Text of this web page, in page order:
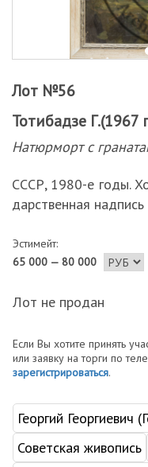
Лот №56
Тотибадзе Г.(1967
Натюрморт с
СССР, 1980-е годы.
дарственная надпись
Эстимейт:
65 000 — 80 000
Лот не продан
Если Вы хотите принять
или заявку на торги по
зарегистрироваться.
Георгий Георгиевич
Советская живопись